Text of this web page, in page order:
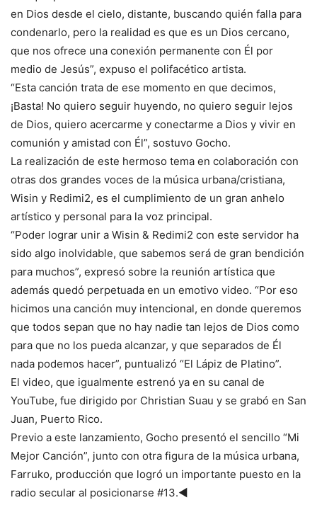
en Dios desde el cielo, distante, buscando quién falla para
condenarlo, pero la realidad es que es un Dios cercano,
que nos ofrece una conexión permanente con Él por
medio de Jesús”, expuso el polifacético artista.
“Esta canción trata de ese momento en que decimos,
¡Basta! No quiero seguir huyendo, no quiero seguir lejos
de Dios, quiero acercarme y conectarme a Dios y vivir en
comunión y amistad con Él”, sostuvo Gocho.
La realización de este hermoso tema en colaboración con
otras dos grandes voces de la música urbana/cristiana,
Wisin y Redimi2, es el cumplimiento de un gran anhelo
artístico y personal para la voz principal.
“Poder lograr unir a Wisin & Redimi2 con este servidor ha
sido algo inolvidable, que sabemos será de gran bendición
para muchos”, expresó sobre la reunión artística que
además quedó perpetuada en un emotivo video. “Por eso
hicimos una canción muy intencional, en donde queremos
que todos sepan que no hay nadie tan lejos de Dios como
para que no los pueda alcanzar, y que separados de Él
nada podemos hacer”, puntualizó “El Lápiz de Platino”.
El video, que igualmente estrenó ya en su canal de
YouTube, fue dirigido por Christian Suau y se grabó en San
Juan, Puerto Rico.
Previo a este lanzamiento, Gocho presentó el sencillo “Mi
Mejor Canción”, junto con otra figura de la música urbana,
Farruko, producción que logró un importante puesto en la
radio secular al posicionarse #13.◄